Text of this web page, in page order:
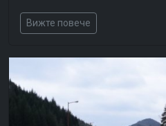
Вижте повече